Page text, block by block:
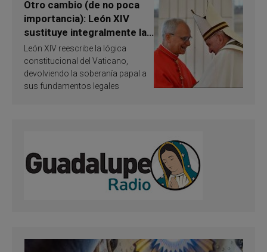
Otro cambio (de no poca
importancia): León XIV
sustituye integralmente la
ley vaticana de Papa
Francisco
León XIV reescribe la lógica
constitucional del Vaticano,
devolviendo la soberanía papal a
sus fundamentos legales